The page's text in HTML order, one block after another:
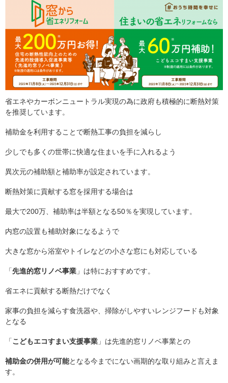
省エネやカーボンニュートラル実現の為に政府も積極的に断熱対策
を推奨しています。
補助金を利用することで断熱工事の負担を減らし
少しでも多くの世帯に快適な住まいを手に入れるよう
異次元の補助額と補助率が設定されています。
断熱対策に貢献する窓を採用する場合は
最大で200万、補助率は半額となる50％を実現しています。
内窓の設置も補助対象になるようで
大きな窓から浴室やトイレなどの小さな窓にも対応している
「先進的窓リノベ事業 」は特におすすめです。
省エネに貢献する断熱だけでなく
家事の負担を減らす食洗器や、掃除がしやすいレンジフードも対象
となる
「こどもエコすまい支援事業 」は先進的窓リノベ事業との
補助金の併用が可能となる今までにない画期的な取り組みと言えま
す。